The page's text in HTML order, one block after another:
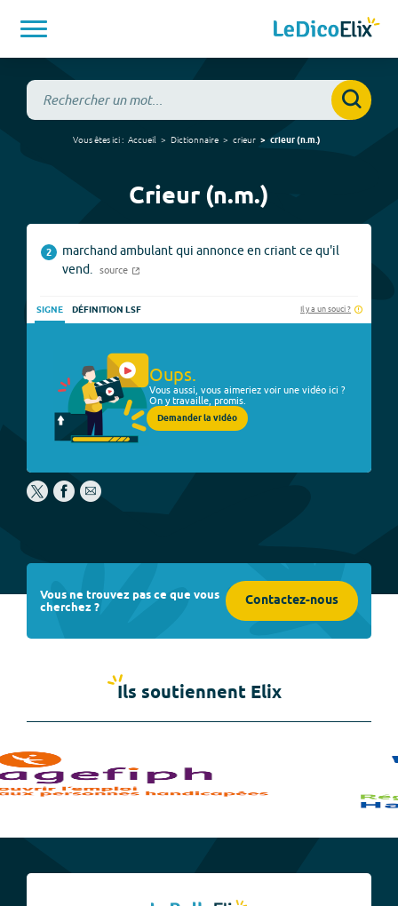
Vous êtes ici : Accueil Dictionnaire crieur crieur(n.m.)
Crieur (n.m.)
2
marchand ambulant qui annonce en criant ce qu'il
vend.
source
SIGNE DÉFINITION LSF Il y a un souci ?
Oups.
Vous aussi, vous aimeriez voir une vidéo ici ?
On y travaille, promis.
Demander la vidéo
Vous ne trouvez pas ce que vous
cherchez ? Contactez-nous
Ils soutiennent Elix